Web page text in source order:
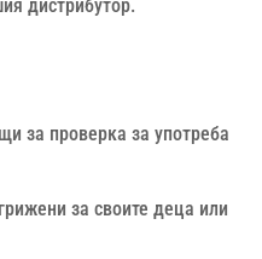
дистрибутор.
за проверка за употреба
за своите деца или